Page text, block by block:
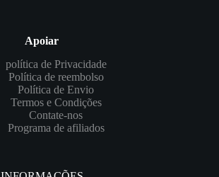
Apoiar
política de Privacidade
Política de reembolso
Política de Envio
Termos e Condições
Contate-nos
Programa de afiliados